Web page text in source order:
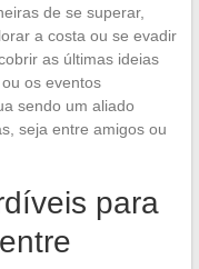
de se superar,
a costa ou se evadir
as últimas ideias
os eventos
sendo um aliado
seja entre amigos ou
para